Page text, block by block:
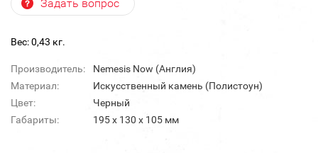
Задать вопрос
Вес: 0,43 кг.
Производитель:
Nemesis Now (Англия)
Материал:
Искусственный камень (Полистоун)
Цвет:
Черный
Габариты:
195 х 130 х 105 мм